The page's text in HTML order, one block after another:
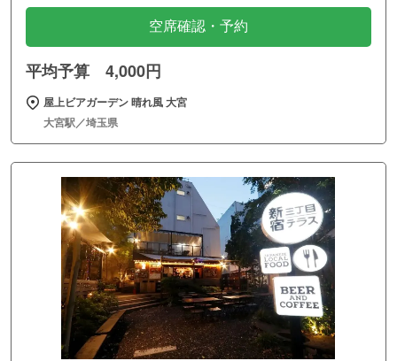
空席確認・予約
平均予算 4,000円
屋上ビアガーデン 晴れ風 大宮
大宮駅／埼玉県